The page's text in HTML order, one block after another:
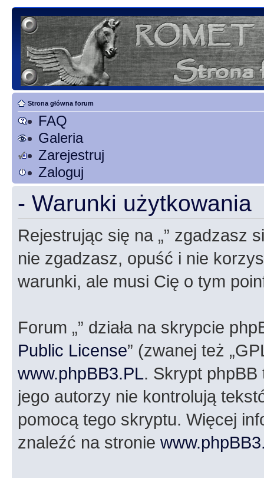
Strona główna forum
FAQ
Galeria
Zarejestruj
Zaloguj
- Warunki użytkowania
Rejestrując się na „” zgadzasz
nie zgadzasz, opuść i nie
warunki, ale musi Cię o tym
Forum „” działa na skrypcie
Public License” (zwanej też
www.phpBB3.PL. Skrypt phpBB
jego autorzy nie kontrolują
pomocą tego skryptu. Więcej
znaleźć na stronie